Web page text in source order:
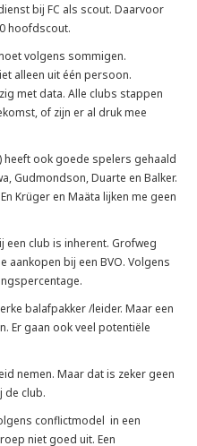
bij FC als scout. Daarvoor
hoofdscout.
volgens sommigen.
alleen uit één persoon.
met data. Alle clubs stappen
of zijn er al druk mee
heeft ook goede spelers gehaald
Gudmondson, Duarte en Balker.
Krüger en Maäta lijken me geen
club is inherent. Grofweg
aankopen bij een BVO. Volgens
balafpakker /leider. Maar een
Er gaan ook veel potentiële
nemen. Maar dat is zeker geen
de club.
conflictmodel in een
niet goed uit. Een